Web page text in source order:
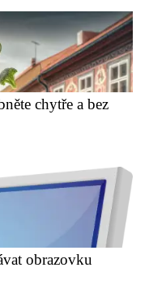
chytře a bez
obrazovku